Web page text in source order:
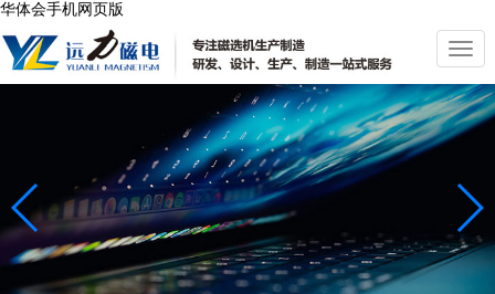
华体会手机网页版
切
换
导
航